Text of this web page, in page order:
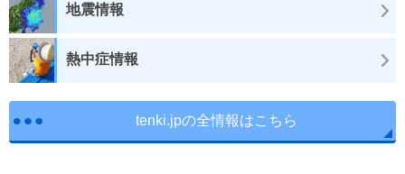
地震情報
熱中症情報
tenki.jpの全情報はこちら